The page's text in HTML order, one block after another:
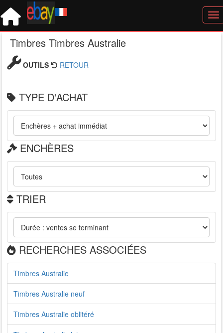
Timbres Timbres Australie
OUTILS RETOUR
TYPE D'ACHAT
ENCHÈRES
TRIER
RECHERCHES ASSOCIÉES
Timbres Australie
Timbres Australie neuf
Timbres Australie oblitéré